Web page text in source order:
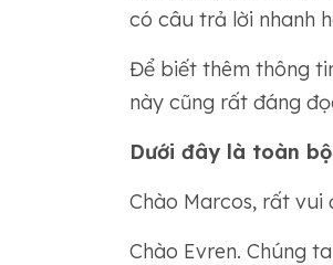
có câu trả lời nhanh
Để biết thêm thông
này cũng rất đáng
Dưới đây là toàn
Chào Marcos, rất vui
Chào Evren. Chúng